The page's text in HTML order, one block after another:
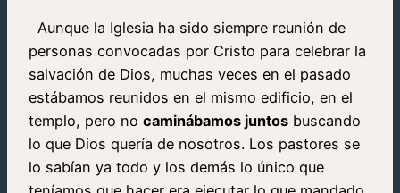
Aunque la Iglesia ha sido siempre reunión de
personas convocadas por Cristo para celebrar la
salvación de Dios, muchas veces en el pasado
estábamos reunidos en el mismo edificio, en el
templo, pero no caminábamos juntos buscando
lo que Dios quería de nosotros. Los pastores se
lo sabían ya todo y los demás lo único que